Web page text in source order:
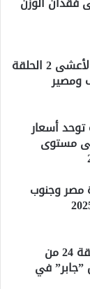
بالتفاصيل: مسلسل شارع الأعشى 2 الحلقة
ومصير
توحد أسعار
مستوى
مصر وجنوب
بالتفاصيل: شاهد الآن الحلقة 24 من
في